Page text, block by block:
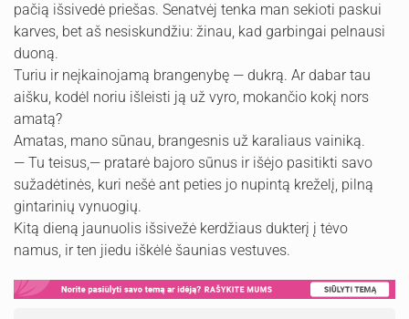
pačią išsivedė priešas. Senatvėj tenka man sekioti paskui
karves, bet aš nesiskundžiu: žinau, kad garbingai pelnausi
duoną.
Turiu ir neįkainojamą brangenybę — dukrą. Ar dabar tau
aišku, kodėl noriu išleisti ją už vyro, mokančio kokį nors
amatą?
Amatas, mano sūnau, brangesnis už karaliaus vainiką.
— Tu teisus,— pratarė bajoro sūnus ir išėjo pasitikti savo
sužadėtinės, kuri nešė ant peties jo nupintą kreželį, pilną
gintarinių vynuogių.
Kitą dieną jaunuolis išsivežė kerdžiaus dukterį į tėvo
namus, ir ten jiedu iškėlė šaunias vestuves.